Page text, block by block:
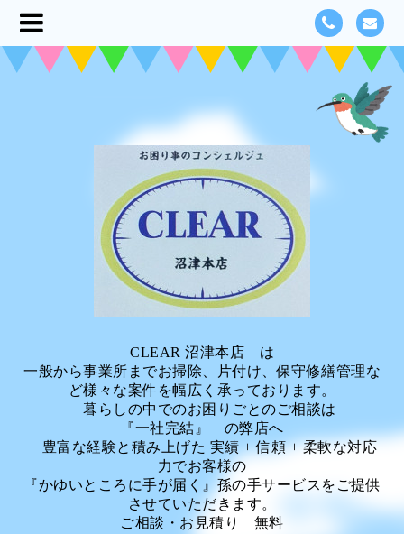
CLEAR 沼津本店 は
一般から事業所までお掃除、片付け、保守修繕管理な
ど様々な案件を幅広く承っております。
暮らしの中でのお困りごとのご相談は
『一社完結』 の弊店へ
豊富な経験と積み上げた 実績 + 信頼 + 柔軟な対応
力でお客様の
『かゆいところに手が届く』孫の手サービスをご提供
させていただきます。
ご相談・お見積り 無料